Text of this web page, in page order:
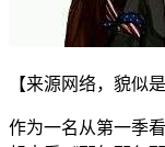
【来源网络，貌似
作为一名从第一季